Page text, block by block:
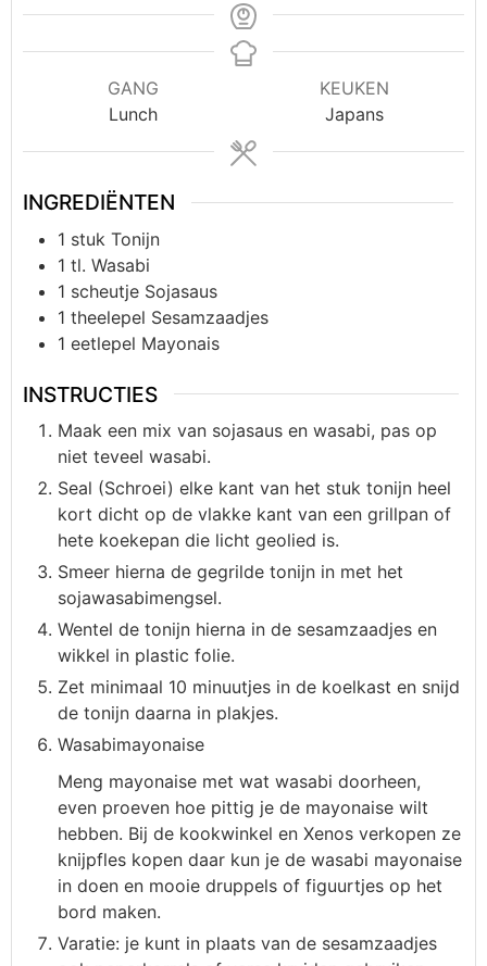
GANG
Lunch
KEUKEN
Japans
INGREDIËNTEN
1 stuk Tonijn
1 tl. Wasabi
1 scheutje Sojasaus
1 theelepel Sesamzaadjes
1 eetlepel Mayonais
INSTRUCTIES
Maak een mix van sojasaus en wasabi, pas op
niet teveel wasabi.
Seal (Schroei) elke kant van het stuk tonijn heel
kort dicht op de vlakke kant van een grillpan of
hete koekepan die licht geolied is.
Smeer hierna de gegrilde tonijn in met het
sojawasabimengsel.
Wentel de tonijn hierna in de sesamzaadjes en
wikkel in plastic folie.
Zet minimaal 10 minuutjes in de koelkast en snijd
de tonijn daarna in plakjes.
Wasabimayonaise
Meng mayonaise met wat wasabi doorheen,
even proeven hoe pittig je de mayonaise wilt
hebben. Bij de kookwinkel en Xenos verkopen ze
knijpfles kopen daar kun je de wasabi mayonaise
in doen en mooie druppels of figuurtjes op het
bord maken.
Varatie: je kunt in plaats van de sesamzaadjes